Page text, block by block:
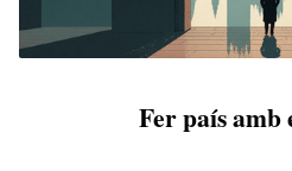
Fer país amb